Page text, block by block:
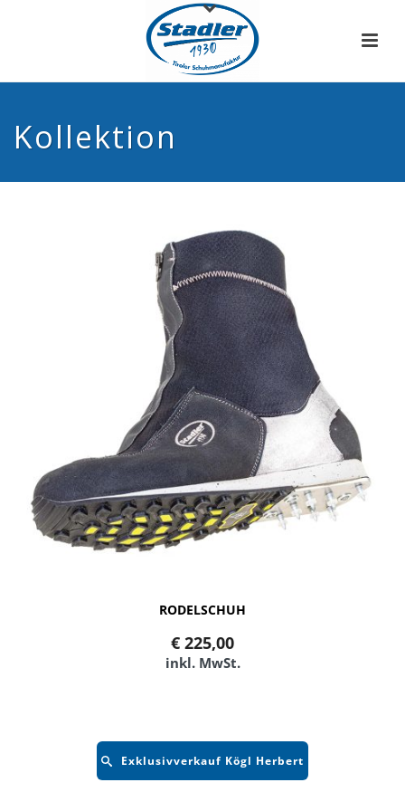
Kollektion
RODELSCHUH
€ 225,00
inkl. MwSt.
Exklusivverkauf Kögl Herbert